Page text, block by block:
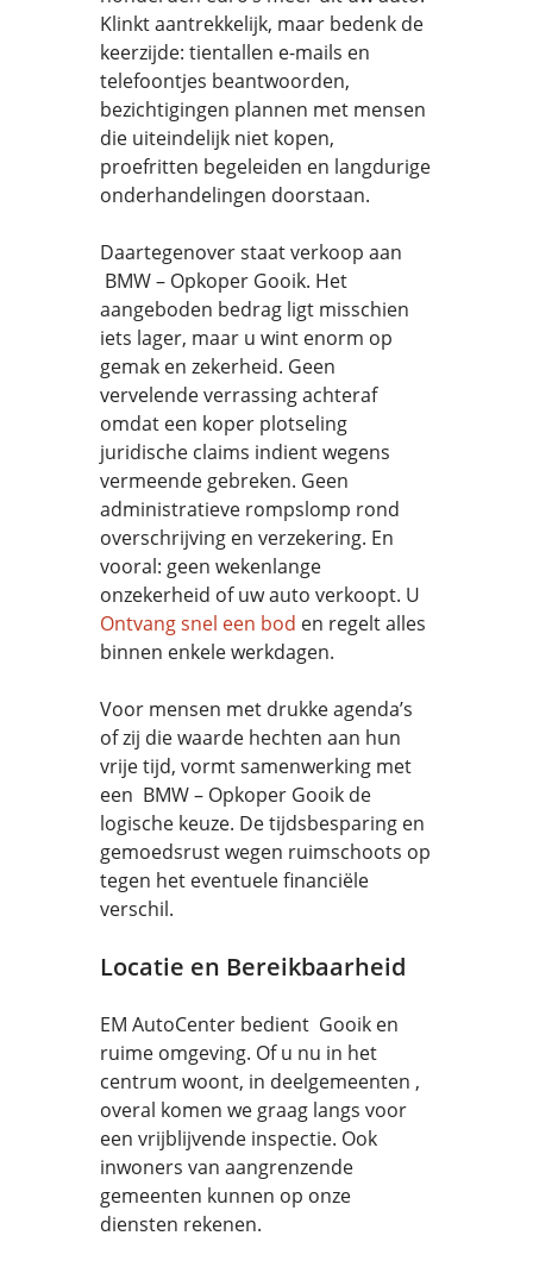
Klinkt aantrekkelijk, maar bedenk de
keerzijde: tientallen e-mails en
telefoontjes beantwoorden,
bezichtigingen plannen met mensen
die uiteindelijk niet kopen,
proefritten begeleiden en langdurige
onderhandelingen doorstaan.
Daartegenover staat verkoop aan
BMW – Opkoper Gooik. Het
aangeboden bedrag ligt misschien
iets lager, maar u wint enorm op
gemak en zekerheid. Geen
vervelende verrassing achteraf
omdat een koper plotseling
juridische claims indient wegens
vermeende gebreken. Geen
administratieve rompslomp rond
overschrijving en verzekering. En
vooral: geen wekenlange
onzekerheid of uw auto verkoopt. U
Ontvang snel een bod en regelt alles
binnen enkele werkdagen.
Voor mensen met drukke agenda’s
of zij die waarde hechten aan hun
vrije tijd, vormt samenwerking met
een BMW – Opkoper Gooik de
logische keuze. De tijdsbesparing en
gemoedsrust wegen ruimschoots op
tegen het eventuele financiële
verschil.
Locatie en Bereikbaarheid
EM AutoCenter bedient Gooik en
ruime omgeving. Of u nu in het
centrum woont, in deelgemeenten ,
overal komen we graag langs voor
een vrijblijvende inspectie. Ook
inwoners van aangrenzende
gemeenten kunnen op onze
diensten rekenen.